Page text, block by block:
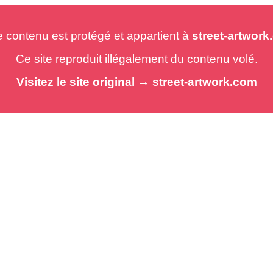
est protégé et appartient à street-
Ce site reproduit illégalement du contenu volé.
Visitez le site original → street-artwork.com